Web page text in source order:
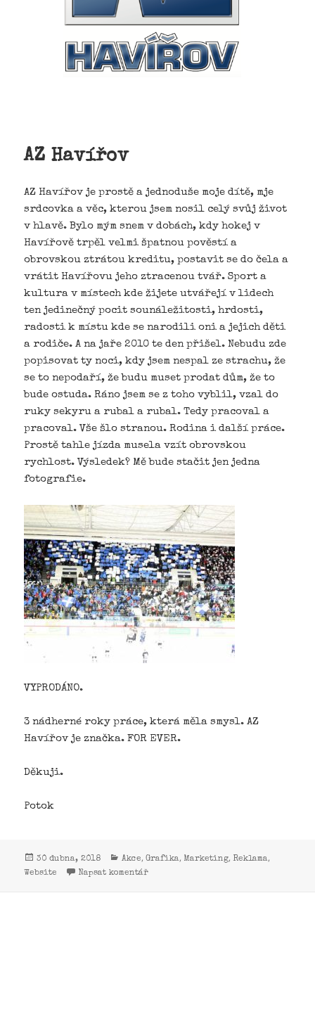
AZ Havířov
AZ Havířov je prostě a jednoduše moje dítě, mje
srdcovka a věc, kterou jsem nosil celý svůj život
v hlavě. Bylo mým snem v dobách, kdy hokej v
Havířově trpěl velmi špatnou pověstí a
obrovskou ztrátou kreditu, postavit se do čela a
vrátit Havířovu jeho ztracenou tvář. Sport a
kultura v místech kde žijete utvářejí v lidech
ten jedinečný pocit sounáležitosti, hrdosti,
radosti k místu kde se narodili oni a jejich děti
a rodiče. A na jaře 2010 te den přišel. Nebudu zde
popisovat ty noci, kdy jsem nespal ze strachu, že
se to nepodaří, že budu muset prodat dům, že to
bude ostuda. Ráno jsem se z toho vyblil, vzal do
ruky sekyru a rubal a rubal. Tedy pracoval a
pracoval. Vše šlo stranou. Rodina i další práce.
Prostě tahle jízda musela vzít obrovskou
rychlost. Výsledek? Mě bude stačit jen jedna
fotografie.
VYPRODÁNO.
3 nádherné roky práce, která měla smysl. AZ
Havířov je značka. FOR EVER.
Děkuji.
Potok
30 dubna, 2018 Akce,Grafika, Marketing, Reklama,
Website Napsat komentář